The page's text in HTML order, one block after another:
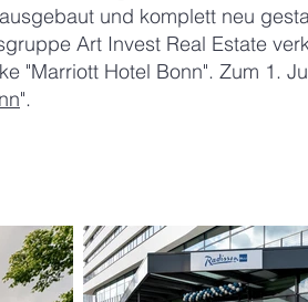
und komplett neu
Art Invest Real Estate
"Marriott Hotel Bonn". Zum 1.
".